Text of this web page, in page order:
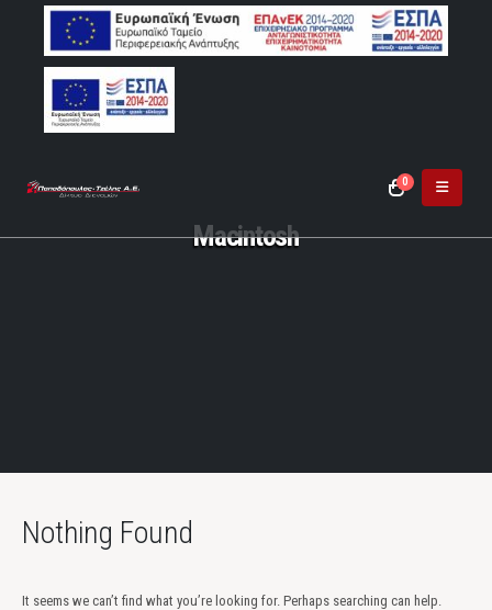
0
Macintosh
Nothing Found
It seems we can’t find what you’re looking for. Perhaps searching can help.